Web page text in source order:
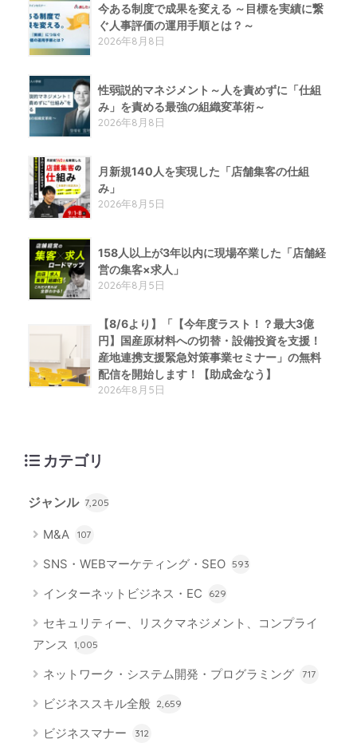
今ある制度で成果を変える ～目標を実績に繋
ぐ人事評価の運用手順とは？～
2026年8月8日
性弱説的​マネジメント​～人を責めずに「仕組
み」を責める​最強の組織変革術​～
2026年8月8日
月新規140人を実現した「店舗集客の仕組
み」
2026年8月5日
158人以上が3年以内に現場卒業した「店舗経
営の集客×求人」
2026年8月5日
【8/6より】「【今年度ラスト！？最大3億
円】国産原材料への切替・設備投資を支援！
産地連携支援緊急対策事業セミナー」の無料
配信を開始します！【助成金なう】
2026年8月5日
カテゴリ
ジャンル 7,205
M&A 107
SNS・WEBマーケティング・SEO 593
インターネットビジネス・EC 629
セキュリティー、リスクマネジメント、コンプライ
アンス 1,005
ネットワーク・システム開発・プログラミング 717
ビジネススキル全般 2,659
ビジネスマナー 312